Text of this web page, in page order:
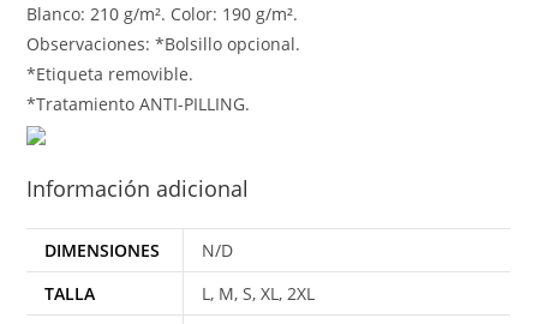
Blanco: 210 g/m². Color: 190 g/m².
Observaciones: *Bolsillo opcional.
*Etiqueta removible.
*Tratamiento ANTI-PILLING.
Información adicional
DIMENSIONES
N/D
TALLA
L, M, S, XL, 2XL